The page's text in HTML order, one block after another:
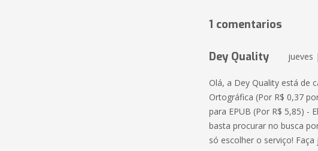
1 comentarios
Dey Quality jueves
Olá, a Dey Quality está de
Ortográfica (Por R$ 0,37
para EPUB (Por R$ 5,85) -
basta procurar no busca
só escolher o serviço!